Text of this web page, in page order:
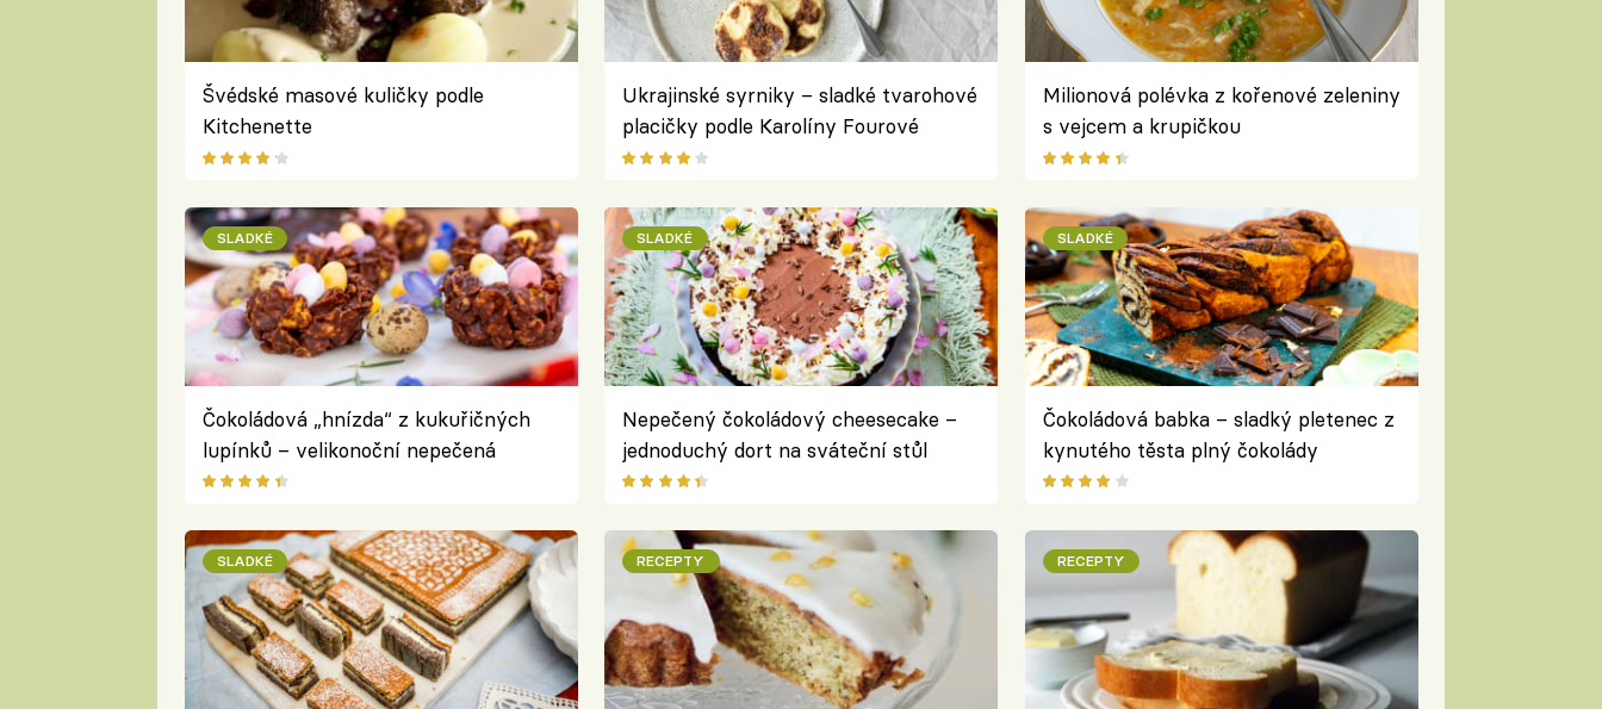
Švédské masové kuličky podle
Kitchenette
Ukrajinské syrniky – sladké tvarohové
placičky podle Karolíny Fourové
Milionová polévka z kořenové zeleniny
s vejcem a krupičkou
SLADKÉ
Čokoládová „hnízda“ z kukuřičných
lupínků – velikonoční nepečená
dobrota
SLADKÉ
Nepečený čokoládový cheesecake –
jednoduchý dort na sváteční stůl
SLADKÉ
Čokoládová babka – sladký pletenec z
kynutého těsta plný čokolády
SLADKÉ RECEPTY RECEPTY